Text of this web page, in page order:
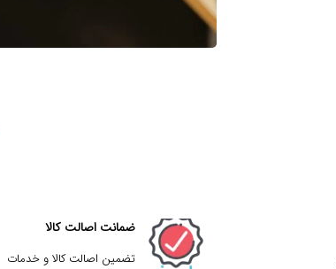
ضمانت اصالت کالا
تضمین اصالت کالا و خدمات